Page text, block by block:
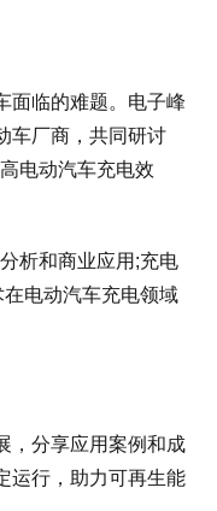
临的难题。电子峰
车厂商，共同研讨
电动汽车充电效
析和商业应用;充电
电动汽车充电领域
分享应用案例和成
运行，助力可再生能